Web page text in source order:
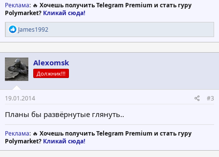
Реклама: 🔥 Хочешь получить Telegram Premium и стать гуру
Polymarket? Кликай сюда!
Р
е
а
к
ц
и
и
:
James1992
Alexomsk
Должник!!!
19.01.2014 #3
Планы бы развёрнутые глянуть..
Реклама: 🔥 Хочешь получить Telegram Premium и стать гуру
Polymarket? Кликай сюда!